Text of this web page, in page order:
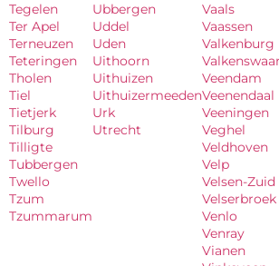
Tegelen
Ter Apel
Terneuzen
Teteringen
Tholen
Tiel
Tietjerk
Tilburg
Tilligte
Tubbergen
Twello
Tzum
Tzummarum
Ubbergen
Uddel
Uden
Uithoorn
Uithuizen
Uithuizermeeden
Urk
Utrecht
Vaals
Vaassen
Valkenburg
Veendam
Veenendaal
Veeningen
Veghel
Veldhoven
Velp
Velsen-Zuid
Velserbroek
Venlo
Venray
Vianen